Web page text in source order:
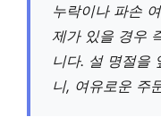
누락이나 파손
제가 있을 경우
니다. 설 명절을
니, 여유로운 주